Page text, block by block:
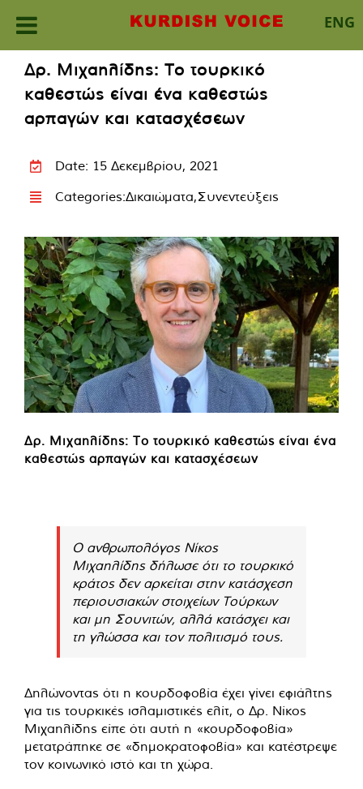
ENG
content
Δρ. Μιχαηλίδης: Το τουρκικό
καθεστώς είναι ένα καθεστώς
αρπαγών και κατασχέσεων
Date: 15 Δεκεμβρίου, 2021
Categories:Δικαιώματα,Συνεντεύξεις
Δρ. Μιχαηλίδης: Το τουρκικό καθεστώς είναι ένα
καθεστώς αρπαγών και κατασχέσεων
Ο ανθρωπολόγος Νίκος
Μιχαηλίδης δήλωσε ότι το τουρκικό
κράτος δεν αρκείται στην κατάσχεση
περιουσιακών στοιχείων Τούρκων
και μη Σουνιτών, αλλά κατάσχει και
τη γλώσσα και τον πολιτισμό τους.
Δηλώνοντας ότι η κουρδοφοβία έχει γίνει εφιάλτης
για τις τουρκικές ισλαμιστικές ελίτ, ο Δρ. Νίκος
Μιχαηλίδης είπε ότι αυτή η «κουρδοφοβία»
μετατράπηκε σε «δημοκρατοφοβία» και κατέστρεψε
τον κοινωνικό ιστό και τη χώρα.